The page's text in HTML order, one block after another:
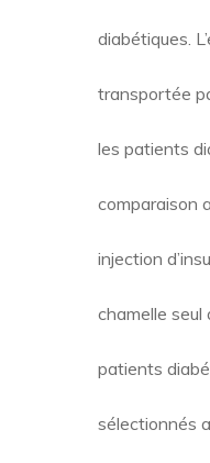
diabétiques.
transportée
les patients
comparaison
injection
chamelle seul
patients
sélectionnés